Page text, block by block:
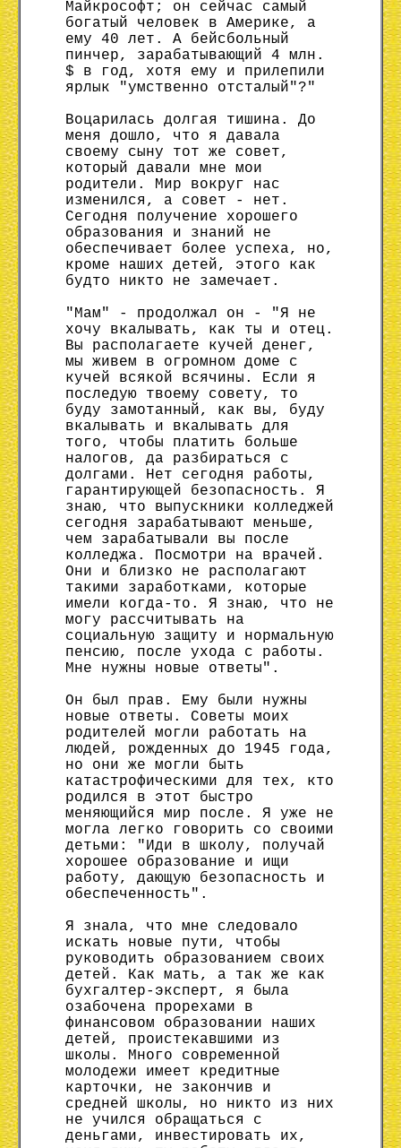
Майкрософт; он сейчас самый
богатый человек в Америке, а
ему 40 лет. А бейсбольный
пинчер, зарабатывающий 4 млн.
$ в год, хотя ему и прилепили
ярлык "умственно отсталый"?"
Воцарилась долгая тишина. До
меня дошло, что я давала
своему сыну тот же совет,
который давали мне мои
родители. Мир вокруг нас
изменился, а совет - нет.
Сегодня получение хорошего
образования и знаний не
обеспечивает более успеха, но,
кроме наших детей, этого как
будто никто не замечает.
"Мам" - продолжал он - "Я не
хочу вкалывать, как ты и отец.
Вы располагаете кучей денег,
мы живем в огромном доме с
кучей всякой всячины. Если я
последую твоему совету, то
буду замотанный, как вы, буду
вкалывать и вкалывать для
того, чтобы платить больше
налогов, да разбираться с
долгами. Нет сегодня работы,
гарантирующей безопасность. Я
знаю, что выпускники колледжей
сегодня зарабатывают меньше,
чем зарабатывали вы после
колледжа. Посмотри на врачей.
Они и близко не располагают
такими заработками, которые
имели когда-то. Я знаю, что не
могу рассчитывать на
социальную защиту и нормальную
пенсию, после ухода с работы.
Мне нужны новые ответы".
Он был прав. Ему были нужны
новые ответы. Советы моих
родителей могли работать на
людей, рожденных до 1945 года,
но они же могли быть
катастрофическими для тех, кто
родился в этот быстро
меняющийся мир после. Я уже не
могла легко говорить со своими
детьми: "Иди в школу, получай
хорошее образование и ищи
работу, дающую безопасность и
обеспеченность".
Я знала, что мне следовало
искать новые пути, чтобы
руководить образованием своих
детей. Как мать, а так же как
бухгалтер-эксперт, я была
озабочена прорехами в
финансовом образовании наших
детей, проистекавшими из
школы. Много современной
молодежи имеет кредитные
карточки, не закончив и
средней школы, но никто из них
не учился обращаться с
деньгами, инвестировать их,